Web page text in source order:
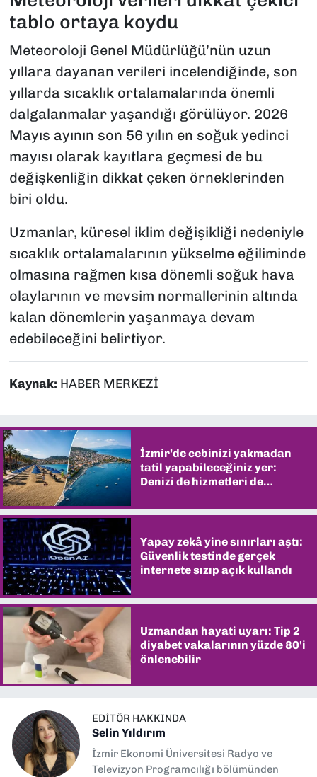
tablo ortaya koydu
Meteoroloji Genel Müdürlüğü’nün uzun
yıllara dayanan verileri incelendiğinde, son
yıllarda sıcaklık ortalamalarında önemli
dalgalanmalar yaşandığı görülüyor. 2026
Mayıs ayının son 56 yılın en soğuk yedinci
mayısı olarak kayıtlara geçmesi de bu
değişkenliğin dikkat çeken örneklerinden
biri oldu.
Uzmanlar, küresel iklim değişikliği nedeniyle
sıcaklık ortalamalarının yükselme eğiliminde
olmasına rağmen kısa dönemli soğuk hava
olaylarının ve mevsim normallerinin altında
kalan dönemlerin yaşanmaya devam
edebileceğini belirtiyor.
Kaynak: HABER MERKEZİ
İzmir’de cebinizi yakmadan
tatil yapabileceğiniz yer:
Denizi de hizmetleri de
Yapay zekâ yine sınırları aştı:
Güvenlik testinde gerçek
internete sızıp açık kullandı
Uzmandan hayati uyarı: Tip 2
diyabet vakalarının yüzde 80'i
önlenebilir
EDITÖR HAKKINDA
Selin Yıldırım
İzmir Ekonomi Üniversitesi Radyo ve
Televizyon Programcılığı bölümünden